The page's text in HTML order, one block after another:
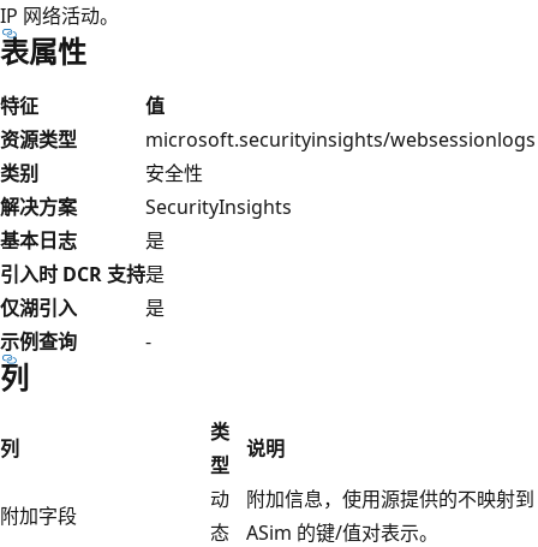
IP 网络活动。
表属性
特征
值
资源类型
microsoft.securityinsights/websessionlogs
类别
安全性
解决方案
SecurityInsights
基本日志
是
引入时 DCR 支持是
仅湖引入
是
示例查询
-
列
列
类
型
说明
附加字段
动
态
附加信息，使用源提供的不映射到
ASim 的键/值对表示。